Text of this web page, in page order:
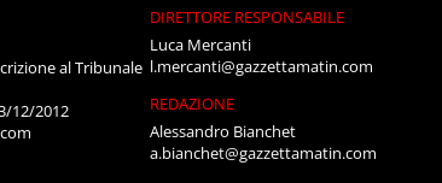
al Tribunale
12/2012
DIRETTORE RESPONSABILE
Luca Mercanti
l.mercanti@gazzettamatin.com
REDAZIONE
Alessandro Bianchet
a.bianchet@gazzettamatin.com